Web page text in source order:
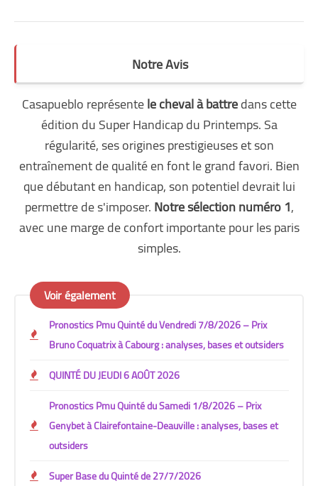
Notre Avis
Casapueblo représentele cheval à battredans cette
édition du Super Handicap du Printemps. Sa
régularité, ses origines prestigieuses et son
entraînement de qualité en font le grand favori. Bien
que débutant en handicap, son potentiel devrait lui
permettre de s'imposer.Notre sélection numéro 1,
avec une marge de confort importante pour les paris
simples.
Voir également
Pronostics Pmu Quinté du Vendredi 7/8/2026 – Prix
Bruno Coquatrix à Cabourg : analyses, bases et outsiders
QUINTÉ DU JEUDI 6 AOÛT 2026
Pronostics Pmu Quinté du Samedi 1/8/2026 – Prix
Genybet à Clairefontaine-Deauville : analyses, bases et
outsiders
Super Base du Quinté de 27/7/2026